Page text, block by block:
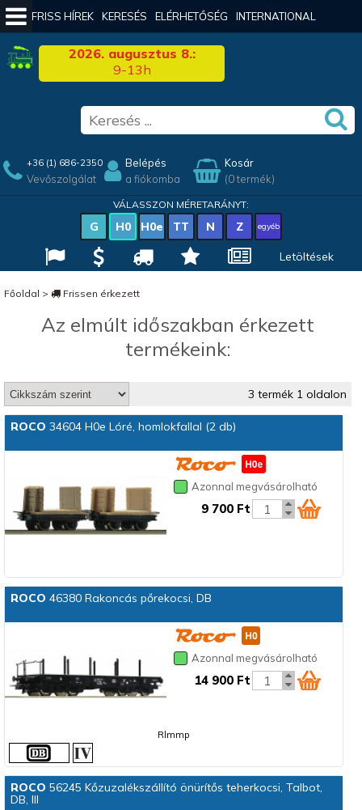
FRISS HÍREK KERESÉS ELÉRHETŐSÉG INTERNATIONAL
2026. augusztus 8.:
9-13h
+36 (1) 686-2350
Vevőszolgálat
Belépés
a fiókomba
Kosár
(0 termék)
VÁLASSZON MÉRETARÁNYT:
G H0 H0e TT N Z egyéb
Letöltések
Főoldal > Frissen érkezett
Az elmúlt időszakban érkezett
termékeink:
3 termék 1 oldalon
ROCO 34604 H0e Lóré, homlokfallal (2 db)
Azonnal megvásárolható
9 700 Ft
ROCO 46380 Rakoncás pőrekocsi, DB
Azonnal megvásárolható
14 900 Ft
Rlmmp
ROCO 56245 Kőzuzalékszállító önürítős teherkocsi, Talbot,
DB, III